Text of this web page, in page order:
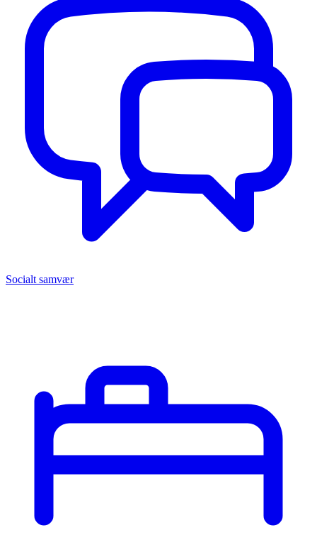
Socialt samvær